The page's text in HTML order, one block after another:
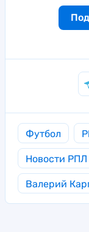
Футбол
Новости РПЛ
Валерий